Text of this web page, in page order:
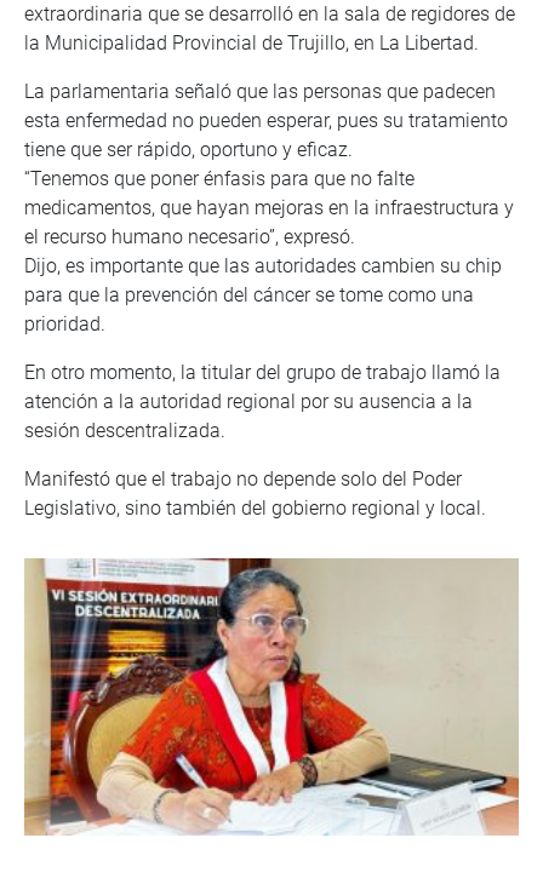
extraordinaria que se desarrolló en la sala de regidores de
la Municipalidad Provincial de Trujillo, en La Libertad.
La parlamentaria señaló que las personas que padecen
esta enfermedad no pueden esperar, pues su tratamiento
tiene que ser rápido, oportuno y eficaz.
“Tenemos que poner énfasis para que no falte
medicamentos, que hayan mejoras en la infraestructura y
el recurso humano necesario”, expresó.
Dijo, es importante que las autoridades cambien su chip
para que la prevención del cáncer se tome como una
prioridad.
En otro momento, la titular del grupo de trabajo llamó la
atención a la autoridad regional por su ausencia a la
sesión descentralizada.
Manifestó que el trabajo no depende solo del Poder
Legislativo, sino también del gobierno regional y local.